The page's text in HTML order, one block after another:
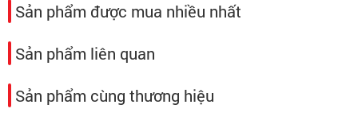
Sản phẩm được mua nhiều nhất
Sản phẩm liên quan
Sản phẩm cùng thương hiệu